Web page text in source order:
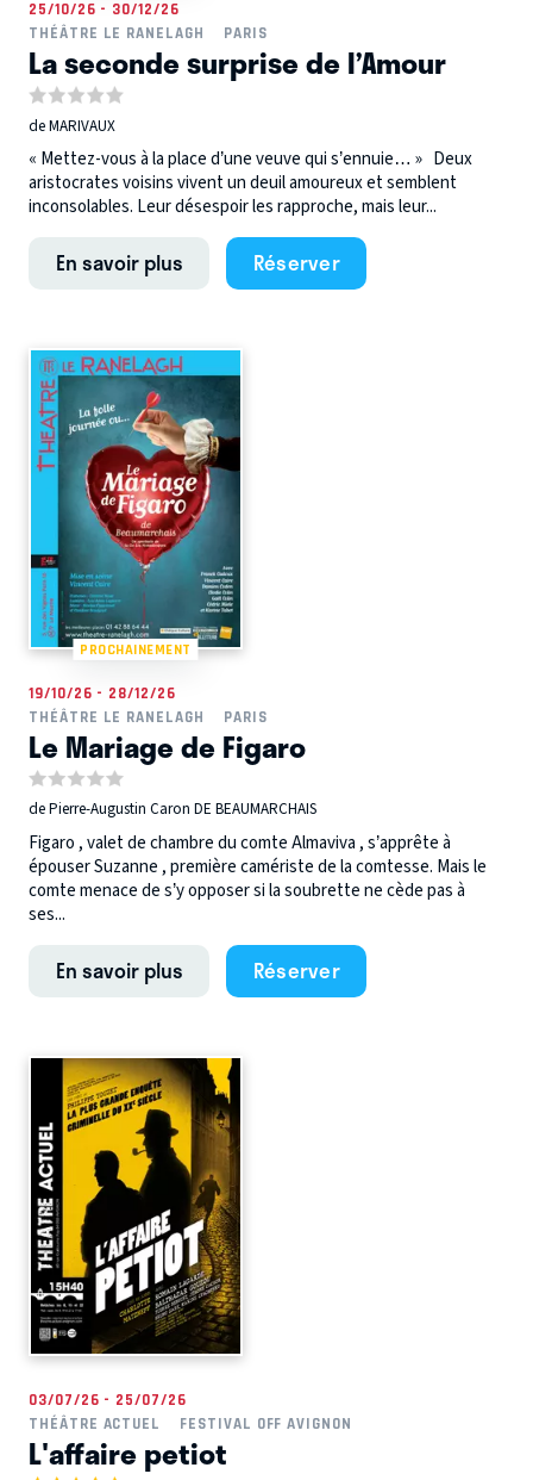
25/10/26 - 30/12/26
THÉÂTRE LE RANELAGH
PARIS
La seconde surprise de l’Amour
de MARIVAUX
« Mettez-vous à la place d’une veuve qui s’ennuie… » Deux
aristocrates voisins vivent un deuil amoureux et semblent
inconsolables. Leur désespoir les rapproche, mais leur...
En savoir plus Réserver
PROCHAINEMENT
19/10/26 - 28/12/26
THÉÂTRE LE RANELAGH
PARIS
Le Mariage de Figaro
de Pierre-Augustin Caron DE BEAUMARCHAIS
Figaro , valet de chambre du comte Almaviva , s’apprête à
épouser Suzanne , première camériste de la comtesse. Mais le
comte menace de s’y opposer si la soubrette ne cède pas à
ses...
En savoir plus Réserver
03/07/26 - 25/07/26
THÉÂTRE ACTUEL
FESTIVAL OFF AVIGNON
L'affaire petiot